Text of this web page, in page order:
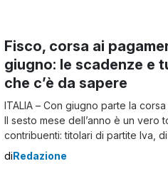
Fisco, corsa ai
giugno: le scadenze e
che c’è da sapere
ITALIA – Con giugno parte la
Il sesto mese dell’anno è un vero
contribuenti: titolari di partite Iva,
all’Irpef, di immobili e terreni. Il
diRedazione